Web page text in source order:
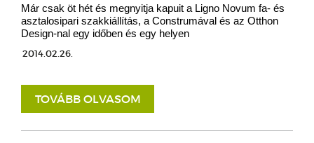
Már csak öt hét és megnyitja kapuit a Ligno Novum fa- és
asztalosipari szakkiállítás, a Construmával és az Otthon
Design-nal egy időben és egy helyen
2014.02.26.
TOVÁBB OLVASOM